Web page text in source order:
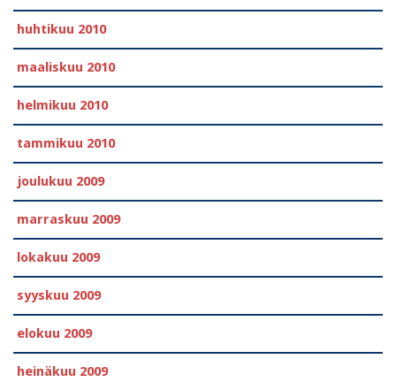
huhtikuu 2010
maaliskuu 2010
helmikuu 2010
tammikuu 2010
joulukuu 2009
marraskuu 2009
lokakuu 2009
syyskuu 2009
elokuu 2009
heinäkuu 2009